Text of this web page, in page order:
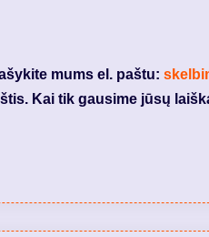
mums el. paštu:
Kai tik gausime jūsų